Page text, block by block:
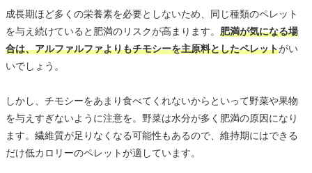
成長期ほど多くの栄養素を必要としないため、同じ種類のペレット
を与え続けていると肥満のリスクが高まります。 肥満が気になる場
合は、アルファルファよりもチモシーを主原料としたペレットがい
いでしょう。
しかし、チモシーをあまり食べてくれないからといって野菜や果物
を与えすぎないように注意を。野菜は水分が多く肥満の原因になり
ます。繊維質が足りなくなる可能性もあるので、維持期にはできる
だけ低カロリーのペレットが適しています。